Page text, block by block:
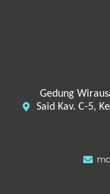
Gedung
Said Kav. C-5,